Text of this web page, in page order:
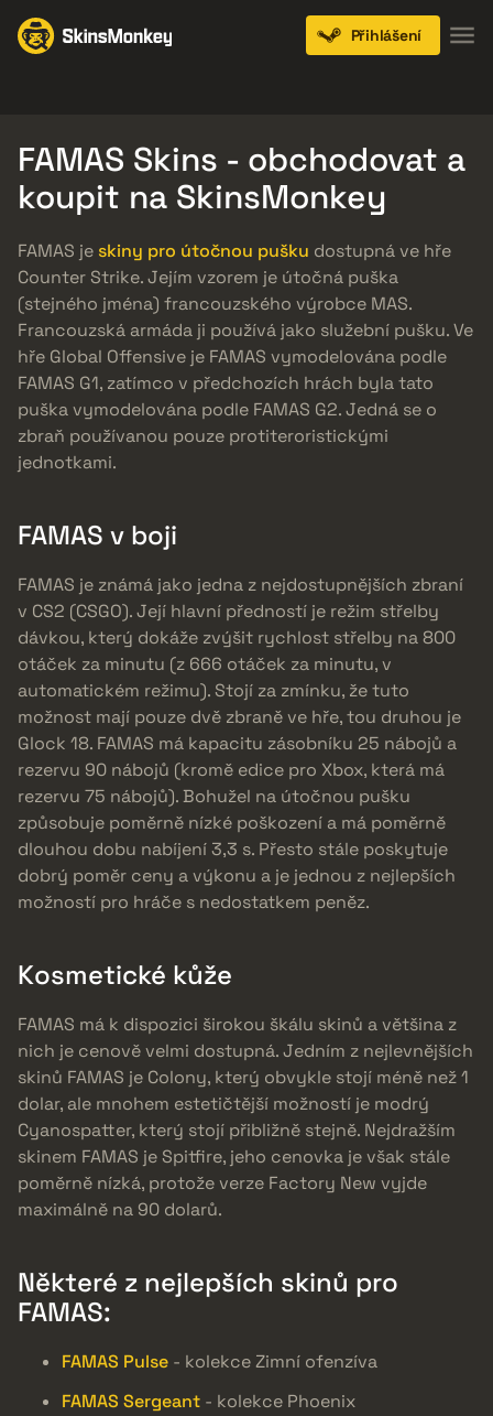
Přihlášení
FAMAS Skins - obchodovat a
koupit na SkinsMonkey
FAMAS je skiny pro útočnou pušku dostupná ve hře
Counter Strike. Jejím vzorem je útočná puška
(stejného jména) francouzského výrobce MAS.
Francouzská armáda ji používá jako služební pušku. Ve
hře Global Offensive je FAMAS vymodelována podle
FAMAS G1, zatímco v předchozích hrách byla tato
puška vymodelována podle FAMAS G2. Jedná se o
zbraň používanou pouze protiteroristickými
jednotkami.
FAMAS v boji
FAMAS je známá jako jedna z nejdostupnějších zbraní
v CS2 (CSGO). Její hlavní předností je režim střelby
dávkou, který dokáže zvýšit rychlost střelby na 800
otáček za minutu (z 666 otáček za minutu, v
automatickém režimu). Stojí za zmínku, že tuto
možnost mají pouze dvě zbraně ve hře, tou druhou je
Glock 18. FAMAS má kapacitu zásobníku 25 nábojů a
rezervu 90 nábojů (kromě edice pro Xbox, která má
rezervu 75 nábojů). Bohužel na útočnou pušku
způsobuje poměrně nízké poškození a má poměrně
dlouhou dobu nabíjení 3,3 s. Přesto stále poskytuje
dobrý poměr ceny a výkonu a je jednou z nejlepších
možností pro hráče s nedostatkem peněz.
Kosmetické kůže
FAMAS má k dispozici širokou škálu skinů a většina z
nich je cenově velmi dostupná. Jedním z nejlevnějších
skinů FAMAS je Colony, který obvykle stojí méně než 1
dolar, ale mnohem estetičtější možností je modrý
Cyanospatter, který stojí přibližně stejně. Nejdražším
skinem FAMAS je Spitfire, jeho cenovka je však stále
poměrně nízká, protože verze Factory New vyjde
maximálně na 90 dolarů.
Některé z nejlepších skinů pro
FAMAS:
FAMAS Pulse - kolekce Zimní ofenzíva
FAMAS Sergeant - kolekce Phoenix